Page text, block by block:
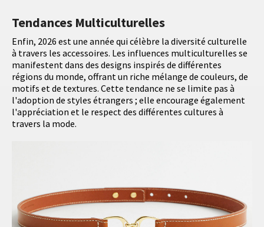
Tendances Multiculturelles
Enfin, 2026 est une année qui célèbre la diversité culturelle
à travers les accessoires. Les influences multiculturelles se
manifestent dans des designs inspirés de différentes
régions du monde, offrant un riche mélange de couleurs, de
motifs et de textures. Cette tendance ne se limite pas à
l'adoption de styles étrangers ; elle encourage également
l'appréciation et le respect des différentes cultures à
travers la mode.